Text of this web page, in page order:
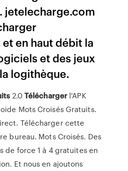
jetelecharge.com
en haut débit la
et des jeux
logithèque.
2.0Télécharger l'APK
Mots Croisés Gratuits.
Télécharger cette
bureau. Mots Croisés. Des
de force 1 à 4 gratuites en
Et nous en ajoutons